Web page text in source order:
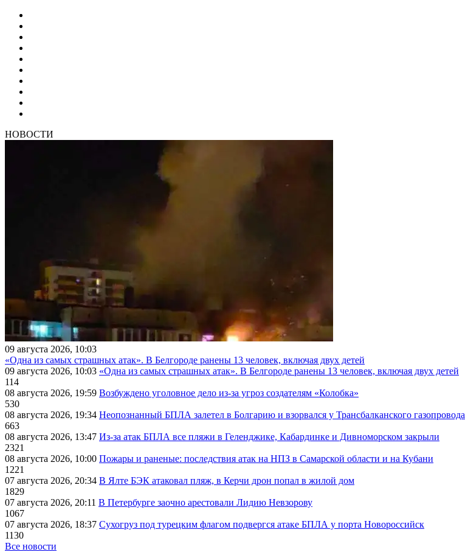
НОВОСТИ
09 августа 2026, 10:03
«Одна из самых страшных атак». В Белгороде ранены 13 человек, включая двух детей
09 августа 2026, 10:03 «Одна из самых страшных атак». В Белгороде ранены 13 человек, включая двух детей
114
08 августа 2026, 19:59 Возбуждено уголовное дело из-за угроз создателям «Колобка»
530
08 августа 2026, 19:34 Неопознанный БПЛА залетел в Болгарию и взорвался у Трансбалканского газопровода
663
08 августа 2026, 13:47 Из-за атак БПЛА все пляжи в Геленджике, Кабардинке и Дивноморском закрыли
2321
08 августа 2026, 10:00 Пожары и раненые: последствия атак на НПЗ в Самарской области и на Кубани
1221
07 августа 2026, 20:34 В Ялте БЭК атаковал пляж, в Керчи дрон попал в жилой дом
1829
07 августа 2026, 20:11 В Петербурге заочно арестовали Лидию Невзорову
1067
07 августа 2026, 18:37 Сухогруз под турецким флагом подвергся атаке БПЛА у порта Новороссийск
1130
Все новости